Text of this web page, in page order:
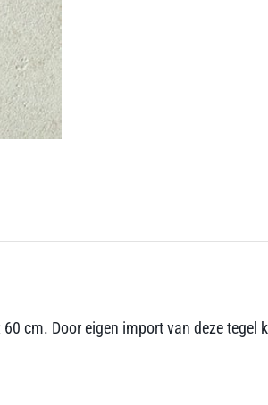
cm. Door eigen import van deze tegel